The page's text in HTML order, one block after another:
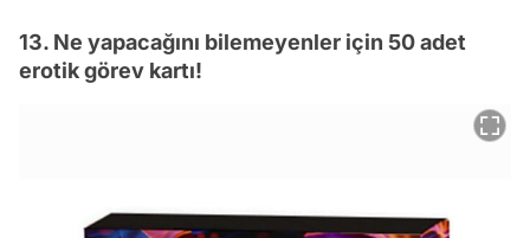
13. Ne yapacağını bilemeyenler için 50 adet
erotik görev kartı!